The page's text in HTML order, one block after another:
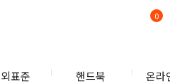
표준 핸드북 온라
0